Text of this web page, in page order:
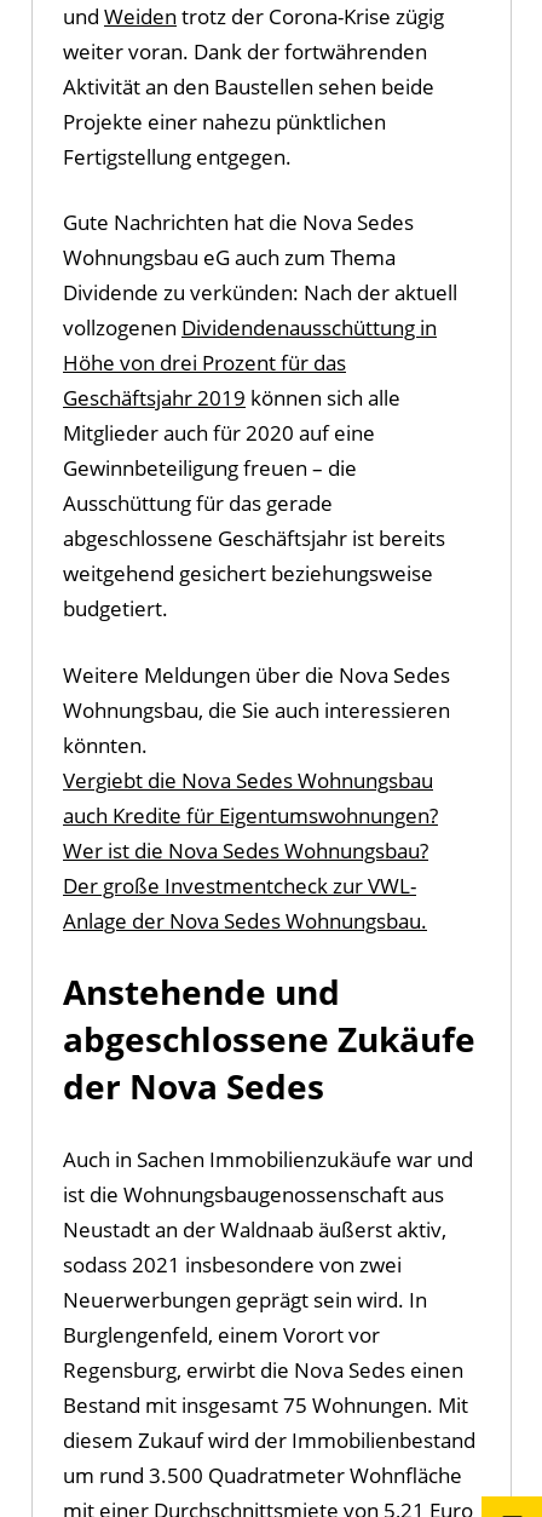
und Weiden trotz der Corona-Krise zügig
weiter voran. Dank der fortwährenden
Aktivität an den Baustellen sehen beide
Projekte einer nahezu pünktlichen
Fertigstellung entgegen.
Gute Nachrichten hat die Nova Sedes
Wohnungsbau eG auch zum Thema
Dividende zu verkünden: Nach der aktuell
vollzogenen Dividendenausschüttung in
Höhe von drei Prozent für das
Geschäftsjahr 2019 können sich alle
Mitglieder auch für 2020 auf eine
Gewinnbeteiligung freuen – die
Ausschüttung für das gerade
abgeschlossene Geschäftsjahr ist bereits
weitgehend gesichert beziehungsweise
budgetiert.
Weitere Meldungen über die Nova Sedes
Wohnungsbau, die Sie auch interessieren
könnten.
Vergiebt die Nova Sedes Wohnungsbau
auch Kredite für Eigentumswohnungen?
Wer ist die Nova Sedes Wohnungsbau?
Der große Investmentcheck zur VWL-
Anlage der Nova Sedes Wohnungsbau.
Anstehende und
abgeschlossene Zukäufe
der Nova Sedes
Auch in Sachen Immobilienzukäufe war und
ist die Wohnungsbaugenossenschaft aus
Neustadt an der Waldnaab äußerst aktiv,
sodass 2021 insbesondere von zwei
Neuerwerbungen geprägt sein wird. In
Burglengenfeld, einem Vorort vor
Regensburg, erwirbt die Nova Sedes einen
Bestand mit insgesamt 75 Wohnungen. Mit
diesem Zukauf wird der Immobilienbestand
um rund 3.500 Quadratmeter Wohnfläche
mit einer Durchschnittsmiete von 5,21 Euro